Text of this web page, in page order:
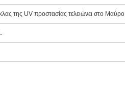
της UV προστασίας τελειώνει στο Μαύρο